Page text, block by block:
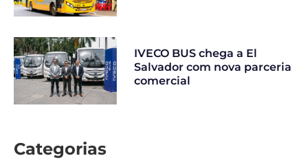
IVECO BUS chega a El
Salvador com nova parceria
comercial
Categorias